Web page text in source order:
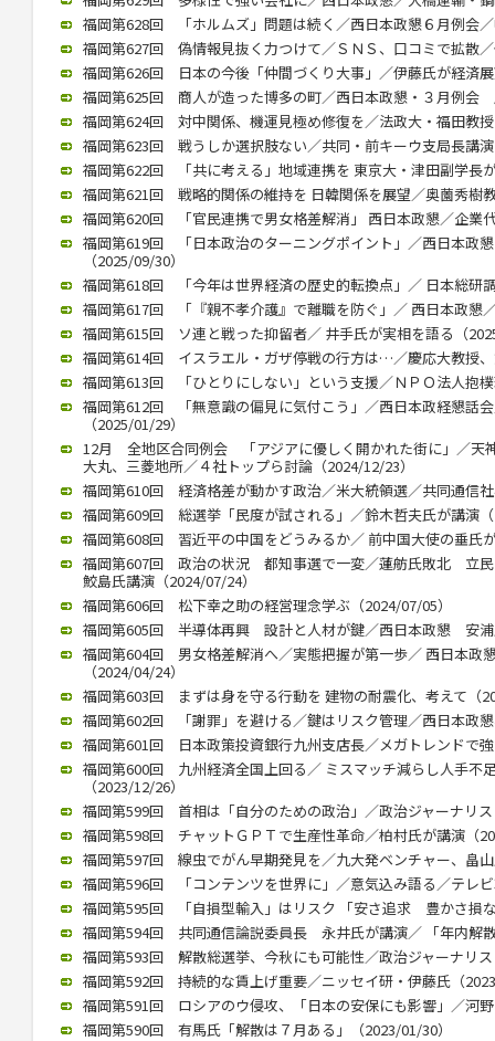
福岡第628回 「ホルムズ」問題は続く／西日本政懇６月例会
福岡第627回 偽情報見抜く力つけて／ＳＮＳ、口コミで拡散
福岡第626回 日本の今後「仲間づくり大事」／伊藤氏が経済
福岡第625回 商人が造った博多の町／西日本政懇・３月例会
福岡第624回 対中関係、機運見極め修復を／法政大・福田教
福岡第623回 戦うしか選択肢ない／共同・前キーウ支局長講
福岡第622回 「共に考える」地域連携を 東京大・津田副学長
福岡第621回 戦略的関係の維持を 日韓関係を展望／奥薗秀樹
福岡第620回 「官民連携で男女格差解消」 西日本政懇／企業
福岡第619回 「日本政治のターニングポイント」／西日本政
（2025/09/30）
福岡第618回 「今年は世界経済の歴史的転換点」／ 日本総
福岡第617回 「『親不孝介護』で離職を防ぐ」／ 西日本政懇
福岡第615回 ソ連と戦った抑留者／ 井手氏が実相を語る（
福岡第614回 イスラエル・ガザ停戦の行方は…／慶応大教授
福岡第613回 「ひとりにしない」という支援／ＮＰＯ法人抱
福岡第612回 「無意識の偏見に気付こう」／西日本政経懇話
（2025/01/29）
12月 全地区合同例会 「アジアに優しく開かれた街に」／天
大丸、三菱地所／４社トップら討論（2024/12/23）
福岡第610回 経済格差が動かす政治／米大統領選／共同通信
福岡第609回 総選挙「民度が試される」／鈴木哲夫氏が講演
福岡第608回 習近平の中国をどうみるか／ 前中国大使の垂氏
福岡第607回 政治の状況 都知事選で一変／蓮舫氏敗北 立
鮫島氏講演（2024/07/24）
福岡第606回 松下幸之助の経営理念学ぶ（2024/07/05）
福岡第605回 半導体再興 設計と人材が鍵／西日本政懇 安浦
福岡第604回 男女格差解消へ／実態把握が第一歩／ 西日本政
（2024/04/24）
福岡第603回 まずは身を守る行動を 建物の耐震化、考えて（
福岡第602回 「謝罪」を避ける／鍵はリスク管理／西日本政
福岡第601回 日本政策投資銀行九州支店長／メガトレンドで
福岡第600回 九州経済全国上回る／ ミスマッチ減らし人手不
（2023/12/26）
福岡第599回 首相は「自分のための政治」／政治ジャーナリ
福岡第598回 チャットＧＰＴで生産性革命／柏村氏が講演（
福岡第597回 線虫でがん早期発見を／九大発ベンチャー、畠
福岡第596回 「コンテンツを世界に」／意気込み語る／テレ
福岡第595回 「自損型輸入」はリスク 「安さ追求 豊かさ損
福岡第594回 共同通信論説委員長 永井氏が講演／ 「年内解
福岡第593回 解散総選挙、今秋にも可能性／政治ジャーナリ
福岡第592回 持続的な賃上げ重要／ニッセイ研・伊藤氏（
福岡第591回 ロシアのウ侵攻、「日本の安保にも影響」／河
福岡第590回 有馬氏「解散は７月ある」（2023/01/30）